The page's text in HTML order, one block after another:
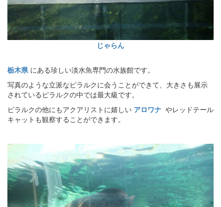
じゃらん
栃木県 にある珍しい淡水魚専門の水族館です。
写真のような立派なピラルクに会うことができて、大きさも展示
されているピラルクの中では最大級です。
ピラルクの他にもアクアリストに嬉しい アロワナ やレッドテール
キャットも観察することができます。